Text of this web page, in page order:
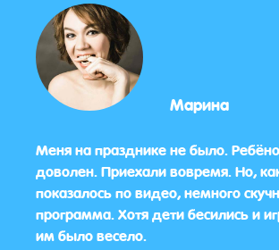
Марина
Меня на празднике не было.
доволен. Приехали вовремя. Но,
показалось по видео, немного
программа. Хотя дети бесились и
им было весело.